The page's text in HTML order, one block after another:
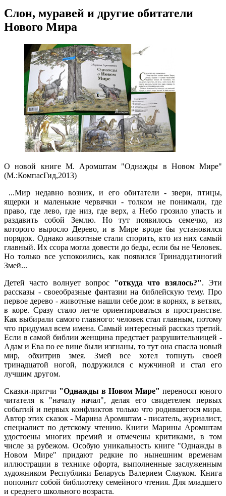
Слон, муравей и другие обитатели
Нового Мира
О новой книге М. Аромштам "Однажды в Новом Мире"
(М.:КомпасГид,2013)
...Мир недавно возник, и его обитатели - звери, птицы,
ящерки и маленькие червячки - толком не понимали, где
право, где лево, где низ, где верх, а Небо грозило упасть и
раздавить собой Землю. Но тут появилось семечко, из
которого выросло Дерево, и в Мире вроде бы установился
порядок. Однако животные стали спорить, кто из них самый
главный. Их ссора могла довести до беды, если бы не Человек.
Но только все успокоились, как появился Тринадцатиногий
Змей...
Детей часто волнует вопрос "откуда что взялось?". Эти
рассказы - своеобразные фантазии на библейскую тему. Про
первое дерево - животные нашли себе дом: в корнях, в ветвях,
в коре. Сразу стало легче ориентироваться в пространстве.
Как выбирали самого главного: человек стал главным, потому
что придумал всем имена. Самый интересный рассказ третий.
Если в самой библии женщина предстает разрушительницей -
Адам и Ева по ее вине были изгнаны, то тут она спасла новый
мир, обхитрив змея. Змей все хотел топнуть своей
тринадцатой ногой, подружился с мужчиной и стал его
лучшим другом.
Сказки-притчи "Однажды в Новом Мире" переносят юного
читателя к "началу начал", делая его свидетелем первых
событий и первых конфликтов только что родившегося мира.
Автор этих сказок - Марина Аромштам - писатель, журналист,
специалист по детскому чтению. Книги Марины Аромштам
удостоены многих премий и отмечены критиками, в том
числе за рубежом. Особую уникальность книге "Однажды в
Новом Мире" придают редкие по нынешним временам
иллюстрации в технике офорта, выполненные заслуженным
художником Республики Беларусь Валерием Слауком. Книга
пополнит собой библиотеку семейного чтения. Для младшего
и среднего школьного возраста.